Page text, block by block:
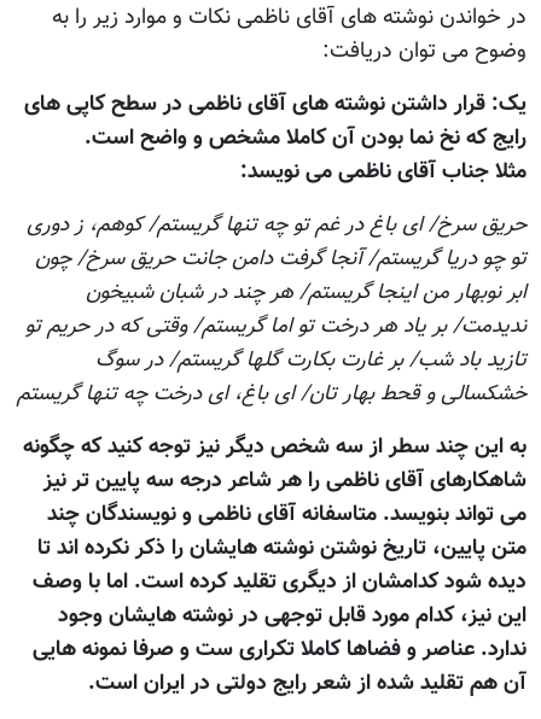
در خواندن نوشته های آقای ناظمی نکات و موارد زير را به
وضوح می توان دريافت:
يک: قرار داشتن نوشته های آقای ناظمی در سطح کاپی های
رایج که نخ نما بودن آن کاملا مشخص و واضح است.
مثلا جناب آقای ناظمی می نويسد:
حريق سرخ/ ای باغ در غم تو چه تنها گريستم/ کوهم، ز دوری
تو چو دريا گريستم/ آنجا گرفت دامن جانت حريق سرخ/ چون
ابر نوبهار من اينجا گريستم/ هر چند در شبان شبيخون
نديدمت/ بر ياد هر درخت تو اما گريستم/ وقتی که در حريم تو
تازيد باد شب/ بر غارت بکارت گلها گريستم/ در سوگ
خشکسالی و قحط بهار تان/ ای باغ، ای درخت چه تنها گريستم
به اين چند سطر از سه شخص ديگر نيز توجه کنيد که چگونه
شاهکارهای آقای ناظمی را هر شاعر درجه سه پایین تر نيز
می تواند بنويسد. متاسفانه آقای ناظمی و نویسندگان چند
متن پایین، تاريخ نوشتن نوشته هایشان را ذکر نکرده اند تا
ديده شود کدامشان از ديگری تقليد کرده است. اما با وصف
اين نيز، کدام مورد قابل توجهی در نوشته هایشان وجود
ندارد. عناصر و فضاها کاملا تکراری ست و صرفا نمونه هایی
آن هم تقليد شده از شعر رايج دولتی در ايران است.